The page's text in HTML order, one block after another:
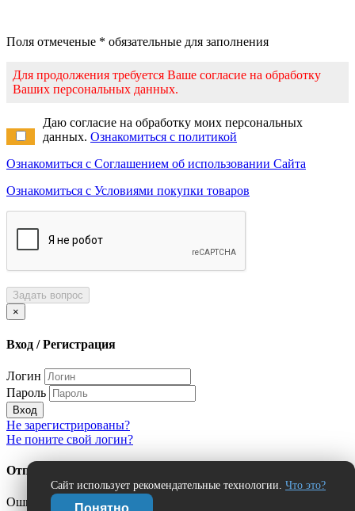
Сайт использует рекомендательные технологии. Что это?
Понятно
Поля отмеченые * обязательные для заполнения
Для продолжения требуется Ваше согласие на обработку
Ваших персональных данных.
Даю согласие на обработку моих персональных
данных. Ознакомиться с политикой
Ознакомиться с Соглашением об использовании Сайта
Ознакомиться с Условиями покупки товаров
Задать вопрос
×
Вход / Регистрация
Логин
Пароль
Вход
Не зарегистрированы?
Не поните свой логин?
Отправить сообщение об ошибке?
Ошибка: